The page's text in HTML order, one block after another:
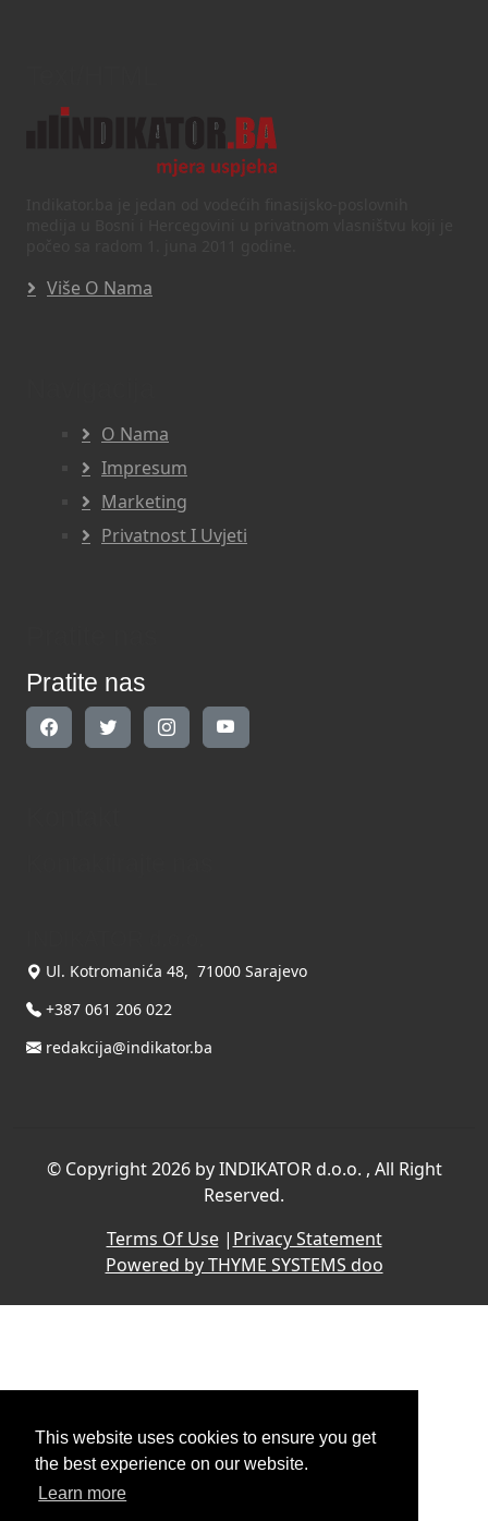
This website uses cookies to ensure you get
the best experience on our website.
Learn more
Više O Nama
O Nama
Impresum
Marketing
Privatnost I Uvjeti
Pratite nas
Ul. Kotromanića 48, 71000 Sarajevo
+387 061 206 022
redakcija@indikator.ba
© Copyright 2026 by INDIKATOR d.o.o. , All Right
Reserved.
Terms Of Use| Privacy Statement
Powered by THYME SYSTEMS doo